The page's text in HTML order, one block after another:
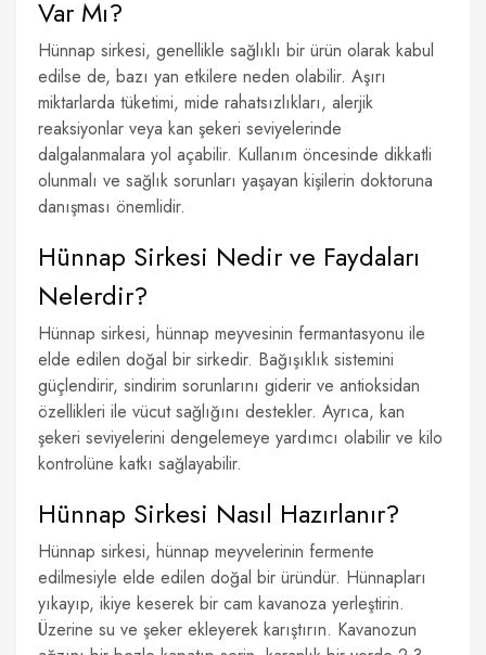
Var Mı?
Hünnap sirkesi, genellikle sağlıklı bir ürün olarak kabul
edilse de, bazı yan etkilere neden olabilir. Aşırı
miktarlarda tüketimi, mide rahatsızlıkları, alerjik
reaksiyonlar veya kan şekeri seviyelerinde
dalgalanmalara yol açabilir. Kullanım öncesinde dikkatli
olunmalı ve sağlık sorunları yaşayan kişilerin doktoruna
danışması önemlidir.
Hünnap Sirkesi Nedir ve Faydaları
Nelerdir?
Hünnap sirkesi, hünnap meyvesinin fermantasyonu ile
elde edilen doğal bir sirkedir. Bağışıklık sistemini
güçlendirir, sindirim sorunlarını giderir ve antioksidan
özellikleri ile vücut sağlığını destekler. Ayrıca, kan
şekeri seviyelerini dengelemeye yardımcı olabilir ve kilo
kontrolüne katkı sağlayabilir.
Hünnap Sirkesi Nasıl Hazırlanır?
Hünnap sirkesi, hünnap meyvelerinin fermente
edilmesiyle elde edilen doğal bir üründür. Hünnapları
yıkayıp, ikiye keserek bir cam kavanoza yerleştirin.
Üzerine su ve şeker ekleyerek karıştırın. Kavanozun